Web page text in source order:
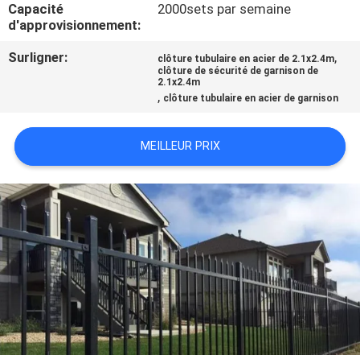
NOUVELLES
CITATION
PLAN
DU
SITE
PRIVACY
POLICY
Capacité
d'approvisionnement:
2000sets par semaine
Surligner: clôture tubulaire en acier de 2.1x2.4m,
clôture de sécurité de garnison de
2.1x2.4m
, clôture tubulaire en acier de garnison
MEILLEUR PRIX